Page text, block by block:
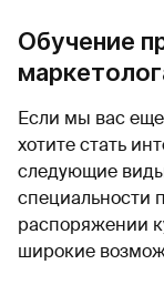
Обучение
Если мы вас
хотите стать
следующие виды
специальности
распоряжении
широкие